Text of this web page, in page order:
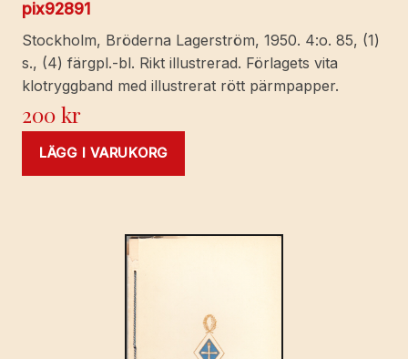
pix92891
Stockholm, Bröderna Lagerström, 1950. 4:o. 85, (1)
s., (4) färgpl.-bl. Rikt illustrerad. Förlagets vita
klotryggband med illustrerat rött pärmpapper.
200kr
LÄGG I VARUKORG